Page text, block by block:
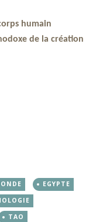
humain
de la création
EGYPTE
TAO